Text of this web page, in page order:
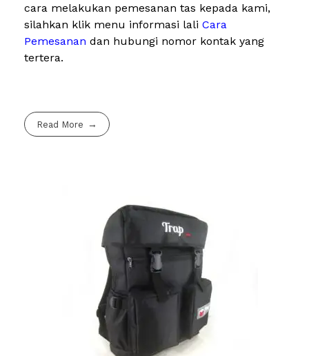
cara melakukan pemesanan tas kepada kami,
silahkan klik menu informasi lali Cara
Pemesanan dan hubungi nomor kontak yang
tertera.
Read More